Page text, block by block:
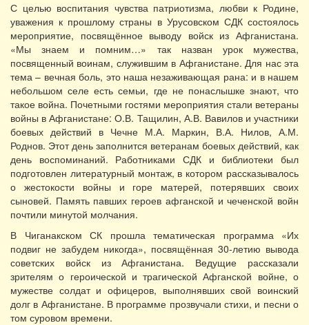
С целью воспитания чувства патриотизма, любви к Родине,
уважения к прошлому страны в Урусовском СДК состоялось
мероприятие, посвящённое выводу войск из Афганистана.
«Мы знаем и помним…» так назван урок мужества,
посвященный воинам, служившим в Афганистане. Для нас эта
тема – вечная боль, это наша незаживающая рана: и в нашем
небольшом селе есть семьи, где не понаслышке знают, что
такое война. Почетными гостями мероприятия стали ветераны
войны в Афганистане: О.В. Тащилин, А.В. Вавилов и участники
боевых действий в Чечне М.А. Маркин, В.А. Нилов, А.М.
Роднов. Этот день заполнится ветеранам боевых действий, как
день воспоминаний. Работниками СДК и библиотеки был
подготовлен литературный монтаж, в котором рассказывалось
о жестокости войны и горе матерей, потерявших своих
сыновей. Память павших героев афганской и чеченской войн
почтили минутой молчания.
В Чиганакском СК прошла тематическая программа «Их
подвиг не забудем никогда», посвящённая 30-летию вывода
советских войск из Афганистана. Ведущие рассказали
зрителям о героической и трагической Афганской войне, о
мужестве солдат и офицеров, выполнявших свой воинский
долг в Афганистане. В программе прозвучали стихи, и песни о
том суровом времени.